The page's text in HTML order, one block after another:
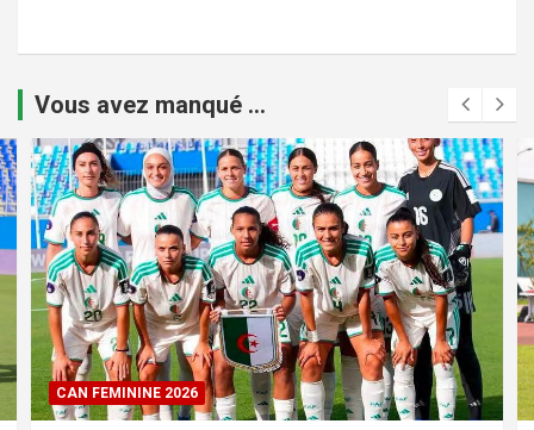
Vous avez manqué ...
CAN FEMININE 2026